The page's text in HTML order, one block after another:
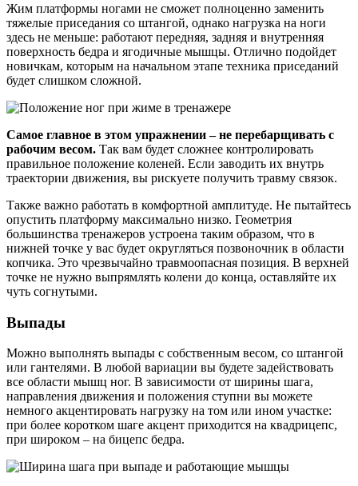
Жим платформы ногами не сможет полноценно заменить
тяжелые приседания со штангой, однако нагрузка на ноги
здесь не меньше: работают передняя, задняя и внутренняя
поверхность бедра и ягодичные мышцы. Отлично подойдет
новичкам, которым на начальном этапе техника приседаний
будет слишком сложной.
Самое главное в этом упражнении – не перебарщивать с
рабочим весом. Так вам будет сложнее контролировать
правильное положение коленей. Если заводить их внутрь
траектории движения, вы рискуете получить травму связок.
Также важно работать в комфортной амплитуде. Не пытайтесь
опустить платформу максимально низко. Геометрия
большинства тренажеров устроена таким образом, что в
нижней точке у вас будет округляться позвоночник в области
копчика. Это чрезвычайно травмоопасная позиция. В верхней
точке не нужно выпрямлять колени до конца, оставляйте их
чуть согнутыми.
Выпады
Можно выполнять выпады с собственным весом, со штангой
или гантелями. В любой вариации вы будете задействовать
все области мышц ног. В зависимости от ширины шага,
направления движения и положения ступни вы можете
немного акцентировать нагрузку на том или ином участке:
при более коротком шаге акцент приходится на квадрицепс,
при широком – на бицепс бедра.